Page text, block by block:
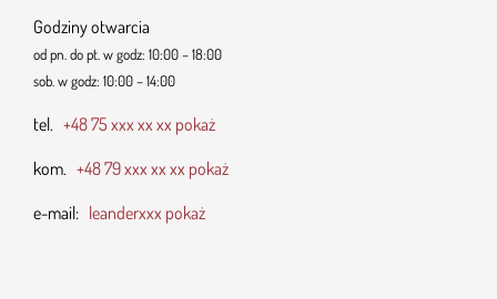
Godziny otwarcia
od pn. do pt. w godz: 10:00 – 18:00
sob. w godz: 10:00 – 14:00
tel. +48 75 xxx xx xx pokaż
kom. +48 79 xxx xx xx pokaż
e-mail: leanderxxx pokaż